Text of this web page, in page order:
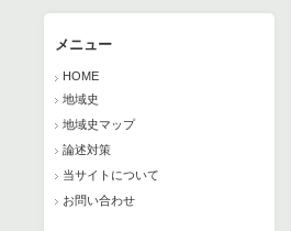
メニュー
HOME
地域史
地域史マップ
論述対策
当サイトについて
お問い合わせ